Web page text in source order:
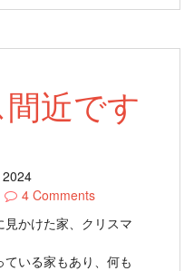
近です
4 Comments
かけた家、クリスマ
いる家もあり、何も